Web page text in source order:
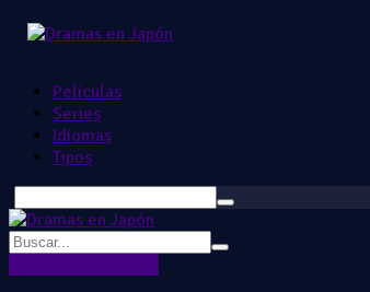
Peliculas
Series
Idiomas
Tipos